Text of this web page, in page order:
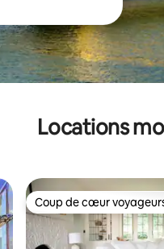
Locations
Coup de cœur
Coup de cœur